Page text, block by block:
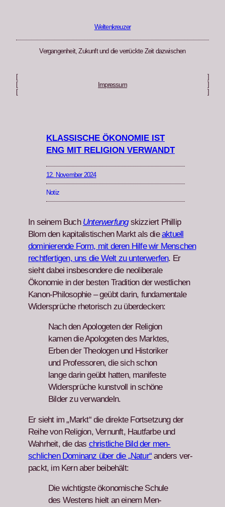
Weltenkreuzer
Vergangenheit, Zukunft und die verrückte Zeit dazwischen
Impressum
KLASSISCHE ÖKONOMIE IST
ENG MIT RELIGION VERWANDT
12. November 2024
Notiz
In seinem Buch Unter­w­er­fungskizziert Phillip
Blom den kap­i­tal­is­tis­chen Markt als dieaktuell
dominierende Form, mit deren Hil­fe wir Men­schen
recht­fer­ti­gen, uns die Welt zu unter­w­er­fen. Er
sieht dabei ins­beson­dere die neolib­erale
Ökonomie in der besten Tra­di­tion der west­lichen
Kanon-Philoso­phie – geübt darin, fun­da­men­tale
Wider­sprüche rhetorisch zu überdeck­en:
Nach den Apolo­geten der Reli­gion
kamen die Apolo­geten des Mark­tes,
Erben der The­olo­gen und His­torik­er
und Pro­fes­soren, die sich schon
lange darin geübt hat­ten, man­i­feste
Wider­sprüche kun­stvoll in schöne
Bilder zu ver­wan­deln.
Er sieht im „Markt“ die direk­te Fort­set­zung der
Rei­he von Reli­gion, Ver­nun­ft, Haut­farbe und
Wahrheit, die das christliche Bild der men­
schlichen Dom­i­nanz über die „Natur“ anders ver­
packt, im Kern aber beibehält:
Die wichtig­ste ökonomis­che Schule
des West­ens hielt an einem Men­